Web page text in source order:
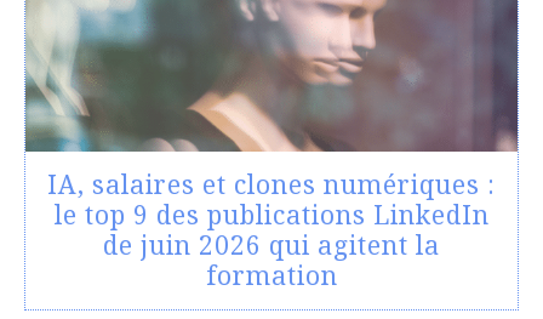
IA, salaires et clones numériques :
le top 9 des publications LinkedIn
de juin 2026 qui agitent la
formation